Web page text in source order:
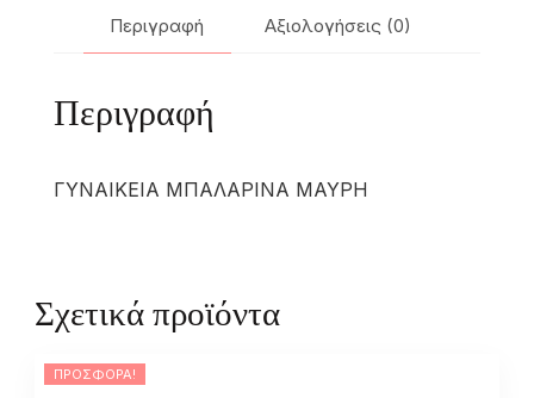
Περιγραφή Αξιολογήσεις (0)
Περιγραφή
ΓΥΝΑΙΚΕΙΑ ΜΠΑΛΑΡΙΝΑ ΜΑΥΡΗ
Σχετικά προϊόντα
ΠΡΟΣΦΟΡΆ!